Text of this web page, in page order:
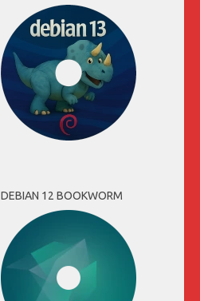
DEBIAN 12 BOOKWORM